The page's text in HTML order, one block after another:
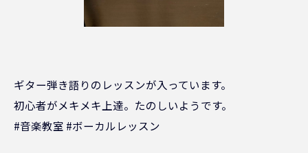
ギター弾き語りのレッスンが入っています。
初心者がメキメキ上達。たのしいようです。
#音楽教室 #ボーカルレッスン